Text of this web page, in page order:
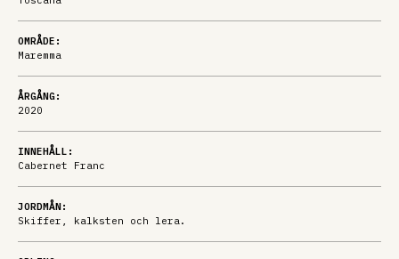
OMRÅDE:
Maremma
ÅRGÅNG:
2020
INNEHÅLL:
Cabernet Franc
JORDMÅN:
Skiffer, kalksten och lera.